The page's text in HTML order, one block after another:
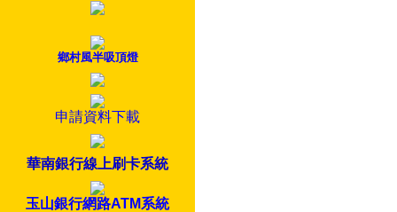
鄉村風半吸頂燈
申請資料下載
華南銀行線上刷卡系統
玉山銀行網路ATM系統